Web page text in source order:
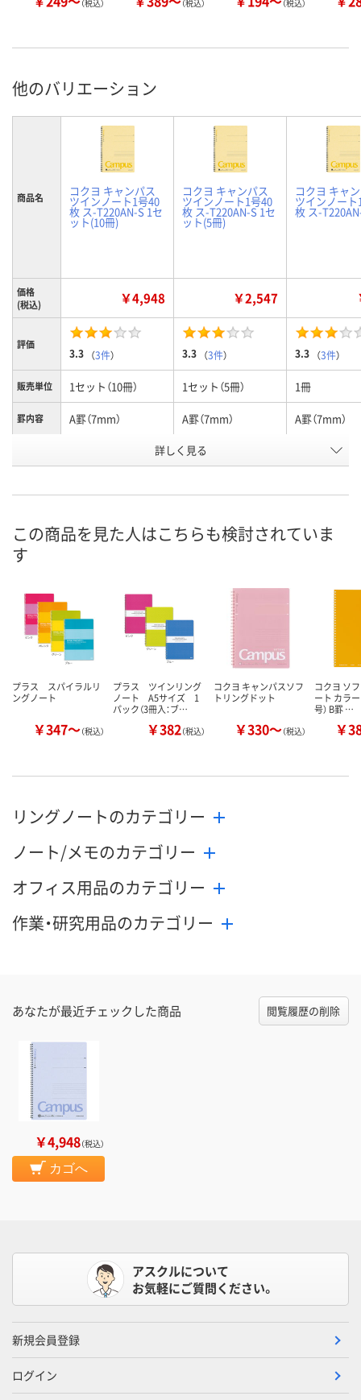
（税込） （税込） （税込）
他のバリエーション
商品名 コクヨ キャンパス
ツインノート1号40
枚 ス-T220AN-S 1セ
ット(10冊)
コクヨ キャンパス
ツインノート1号40
枚 ス-T220AN-S 1セ
ット(5冊)
コクヨ キャ
ツインノート
枚 ス-
価格
(税込)
￥4,948 ￥2,547
評価
3.3 （3件） 3.3 （3件） 3.3 （3件）
販売単位 1セット（10冊） 1セット（5冊） 1冊
罫内容 A罫（7mm） A罫（7mm） A罫（7mm）
A4（1号）：黄 A4（1号）：黄
A527383 3311499 3229433
在庫 1点 2点 あり
お届け日
カゴへ カゴへ カ
詳しく見る
この商品を見た人はこちらも検討されていま
す
プラス スパイラルリ
ングノート
￥347～（税込）
プラス ツインリング
ノート A5サイズ 1
パック（3冊入：ブ…
￥382（税込）
コクヨ キャンパスソフ
トリングドット
￥330～（税込）
コクヨ ソ
ート カラー
号） B罫 …
￥
リングノートのカテゴリー
ノート/メモのカテゴリー
オフィス用品のカテゴリー
作業・研究用品のカテゴリー
あなたが最近チェックした商品 閲覧履歴の削除
￥4,948（税込）
カゴへ
アスクルについて
お気軽にご質問ください。
新規会員登録
ログイン